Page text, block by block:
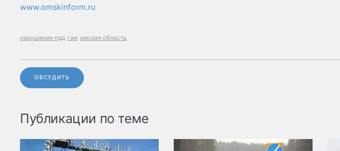
www.omskinform.ru
нарушение пдд гаи омская область
ОБСУДИТЬ
Публикации по теме